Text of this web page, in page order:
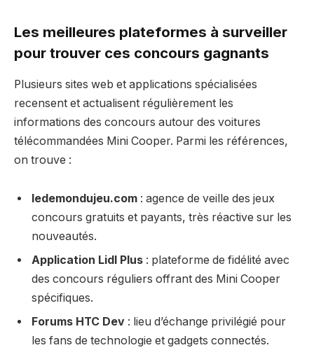
Les meilleures plateformes à surveiller
pour trouver ces concours gagnants
Plusieurs sites web et applications spécialisées
recensent et actualisent régulièrement les
informations des concours autour des voitures
télécommandées Mini Cooper. Parmi les références,
on trouve :
ledemondujeu.com : agence de veille des jeux
concours gratuits et payants, très réactive sur les
nouveautés.
Application Lidl Plus : plateforme de fidélité avec
des concours réguliers offrant des Mini Cooper
spécifiques.
Forums HTC Dev : lieu d’échange privilégié pour
les fans de technologie et gadgets connectés.